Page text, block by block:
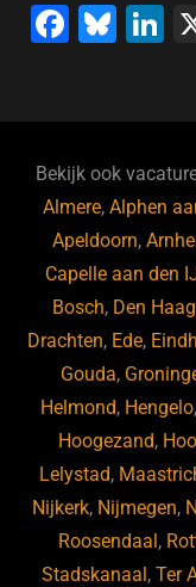
F
b
o
o
k
Bl
ky
Li
dI
n
Bekijk ook
Almere,Alphen
Apeldoorn,
Capelle aan den
Bosch, Den Haag
Drachten, Ede,
Gouda,
Helmond, Hengelo,
Hoogezand,
Lelystad,
Nijkerk, Nijmegen,
Roosendaal ,
Stadskanaal ,Ter